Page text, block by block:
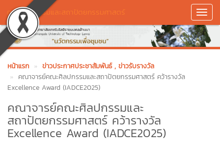
คณะศิลปกรรมและสถาปัตยกรรมศาสตร์
หน้าแรก ข่าวประกาศประชาสัมพันธ์ , ข่าวรับรางวัล
คณาจารย์คณะศิลปกรรมและสถาปัตยกรรมศาสตร์ คว้ารางวัล
Excellence Award (IADCE2025)
คณาจารย์คณะศิลปกรรมและ
สถาปัตยกรรมศาสตร์ คว้ารางวัล
Excellence Award (IADCE2025)